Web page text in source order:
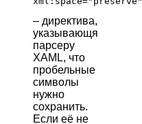
– директива,
указывающя
парсеру
XAML, что
пробельные
символы
нужно
сохранить.
Если её не